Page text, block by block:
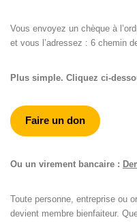
Vous envoyez un chèque à
et vous l’adressez : 6 chemin
Plus simple. Cliquez ci-
Faire un don
Ou un virement bancaire :
Toute personne, entreprise ou
devient membre bienfaiteur.